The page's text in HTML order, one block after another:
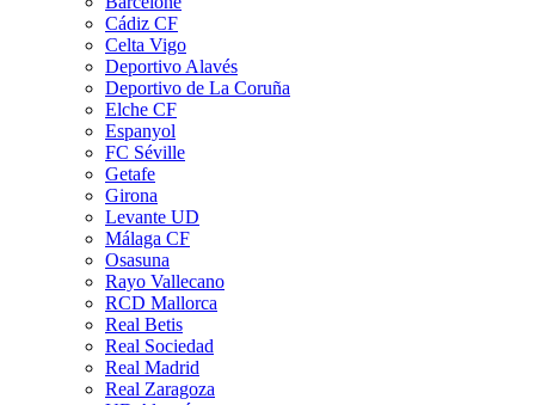
Cádiz CF
Celta Vigo
Deportivo Alavés
Deportivo de La Coruña
Elche CF
Espanyol
FC Séville
Getafe
Girona
Levante UD
Málaga CF
Osasuna
Rayo Vallecano
RCD Mallorca
Real Betis
Real Sociedad
Real Madrid
Real Zaragoza